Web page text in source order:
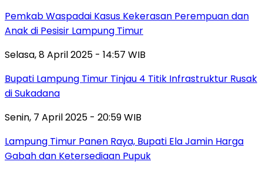
Pemkab Waspadai Kasus Kekerasan Perempuan dan
Anak di Pesisir Lampung Timur
Selasa, 8 April 2025 - 14:57 WIB
Bupati Lampung Timur Tinjau 4 Titik Infrastruktur Rusak
di Sukadana
Senin, 7 April 2025 - 20:59 WIB
Lampung Timur Panen Raya, Bupati Ela Jamin Harga
Gabah dan Ketersediaan Pupuk